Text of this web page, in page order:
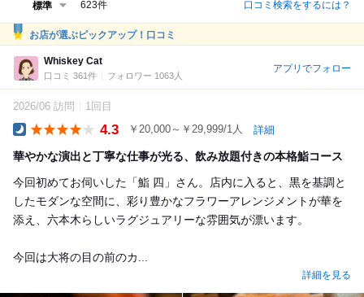
623件 口コミ検索をするには？
お店が選ぶピックアップ！口コミ
Whiskey Cat
口コミ 361件 フォロワー 1063人
アプリでフォロー
2026/06 訪問 1回目
4.3 ￥20,000～￥29,999/1人 詳細
華やかな演出と丁寧な仕事が光る、飲み放題付きの本格鮨コース
今回初めてお伺いした「鮨 四」さん。店内に入ると、黒を基調と
したモダンな空間に、彩り豊かなフラワーアレンジメントが華を
添え、六本木らしいラグジュアリーな雰囲気が漂います。
今回は大将の目の前のカ...
詳細を見る